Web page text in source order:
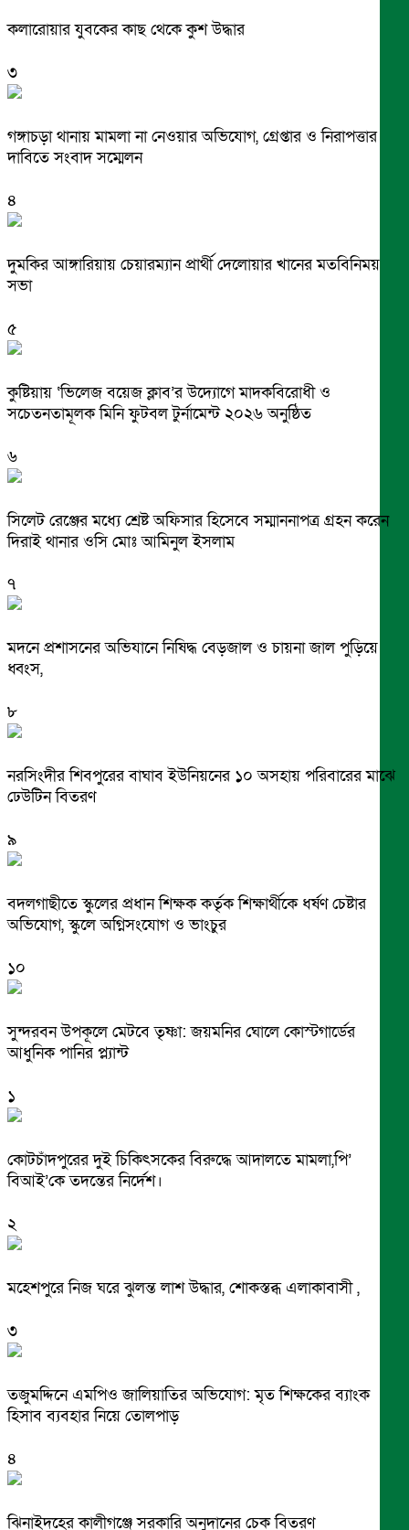
কলারোয়ার যুবকের কাছ থেকে কুশ উদ্ধার
৩
গঙ্গাচড়া থানায় মামলা না নেওয়ার অভিযোগ, গ্রেপ্তার ও নিরাপত্তার
দাবিতে সংবাদ সম্মেলন
৪
দুমকির আঙ্গারিয়ায় চেয়ারম্যান প্রার্থী দেলোয়ার খানের মতবিনিময়
সভা
৫
কুষ্টিয়ায় ‘ভিলেজ বয়েজ ক্লাব’র উদ্যোগে মাদকবিরোধী ও
সচেতনতামূলক মিনি ফুটবল টুর্নামেন্ট ২০২৬ অনুষ্ঠিত
৬
সিলেট রেঞ্জের মধ্যে শ্রেষ্ট অফিসার হিসেবে সম্মাননাপত্র গ্রহন করেন
দিরাই থানার ওসি মোঃ আমিনুল ইসলাম
৭
মদনে প্রশাসনের অভিযানে নিষিদ্ধ বেড়জাল ও চায়না জাল পুড়িয়ে
ধ্বংস,
৮
নরসিংদীর শিবপুরের বাঘাব ইউনিয়নের ১০ অসহায় পরিবারের মাঝে
ঢেউটিন বিতরণ
৯
বদলগাছীতে স্কুলের প্রধান শিক্ষক কর্তৃক শিক্ষার্থীকে ধর্ষণ চেষ্টার
অভিযোগ, স্কুলে অগ্নিসংযোগ ও ভাংচুর
১০
সুন্দরবন উপকূলে মেটবে তৃষ্ণা: জয়মনির ঘোলে কোস্টগার্ডের
আধুনিক পানির প্ল্যান্ট
১
কোটচাঁদপুরের দুই চিকিৎসকের বিরুদ্ধে আদালতে মামলা,পি’
বিআই’কে তদন্তের নির্দেশ।
২
মহেশপুরে নিজ ঘরে ঝুলন্ত লাশ উদ্ধার, শোকস্তব্ধ এলাকাবাসী ,
৩
তজুমদ্দিনে এমপিও জালিয়াতির অভিযোগ: মৃত শিক্ষকের ব্যাংক
হিসাব ব্যবহার নিয়ে তোলপাড়
৪
ঝিনাইদহের কালীগঞ্জে সরকারি অনুদানের চেক বিতরণ